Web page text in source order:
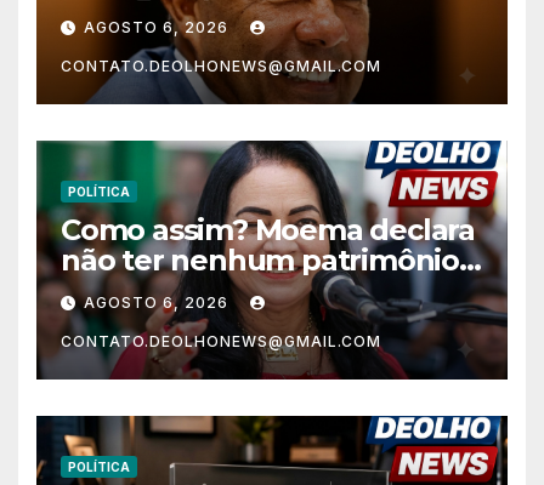
nos anos finais do Ensino
Fundamental e a menor do
Nordeste no Ensino Médio
AGOSTO 6, 2026
CONTATO.DEOLHONEWS@GMAIL.COM
POLÍTICA
Como assim? Moema declara
não ter nenhum patrimônio
após 30 anos na vida pública?
AGOSTO 6, 2026
CONTATO.DEOLHONEWS@GMAIL.COM
POLÍTICA